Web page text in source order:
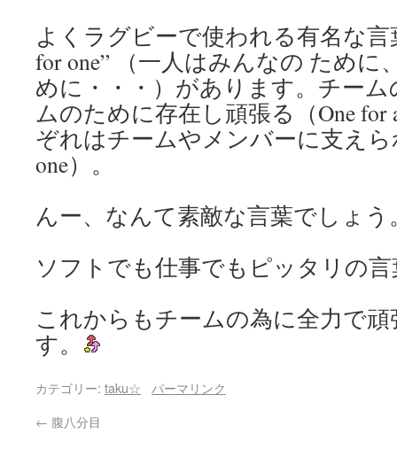
よくラグビーで使われる有名な言
for one” （一人はみんなの ために
めに・・・）があります。チー
ムのために存在し頑張る（One
ぞれはチームやメンバーに支え
one）。
んー、なんて素敵な言葉でしょう
ソフトでも仕事でもピッタリの
これからもチームの為に全力で
す。
カテゴリー: taku☆
パーマリンク
← 腹八分目